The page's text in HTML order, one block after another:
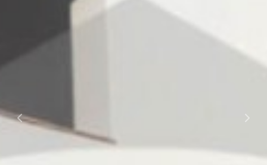
Previous Next